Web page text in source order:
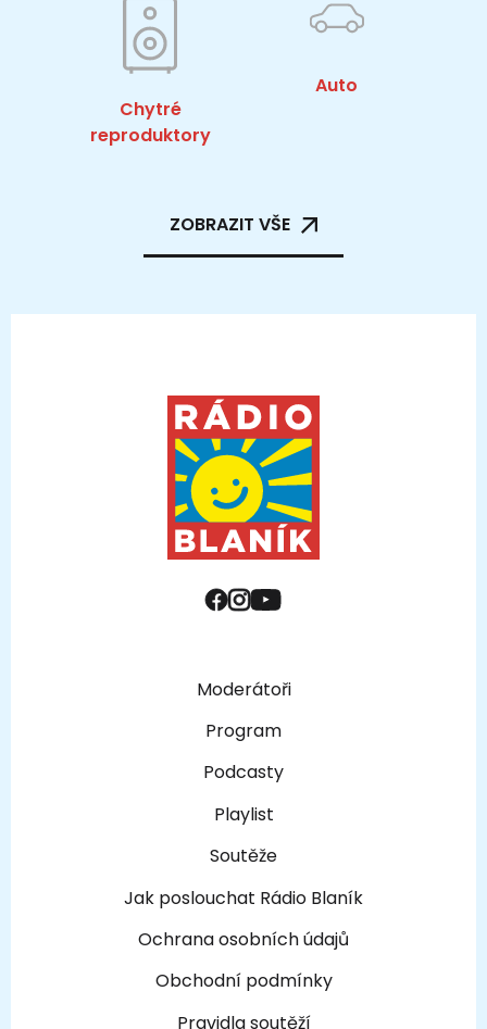
Chytré
reproduktory
Auto
ZOBRAZIT VŠE
Moderátoři
Program
Podcasty
Playlist
Soutěže
Jak poslouchat Rádio Blaník
Ochrana osobních údajů
Obchodní podmínky
Pravidla soutěží